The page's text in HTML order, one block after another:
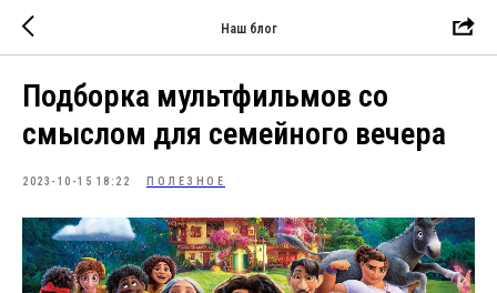
Наш блог
Подборка мультфильмов со
смыслом для семейного вечера
2023-10-15 18:22 ПОЛЕЗНОЕ